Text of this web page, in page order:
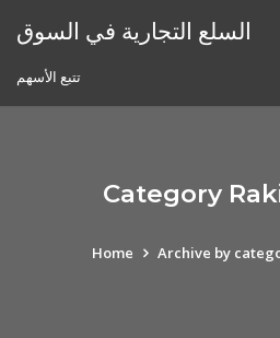
السلع التجارية في السوق
تتبع الأسهم
Category
Home Archive by